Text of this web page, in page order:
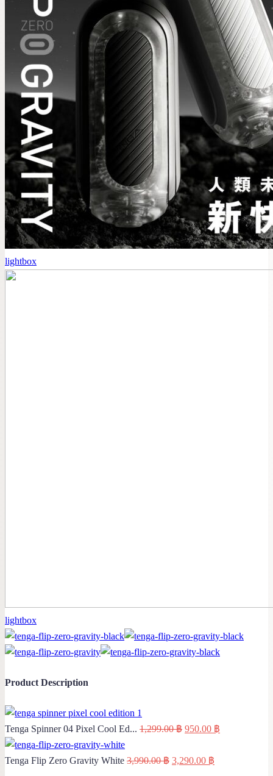
lightbox
lightbox
Product Description
Tenga Spinner 04 Pixel Cool Ed... 1,299.00฿ Original
was:
950.00 ฿
Tenga Flip Zero Gravity White 3,990.00฿ Original
3,290.00 ฿